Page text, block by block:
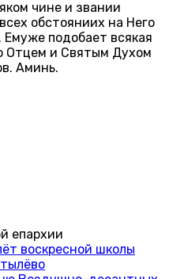
чине и звании
обстояниих на Него
подобает всякая
Отцем и Святым Духом
Аминь.
епархии
воскресной школы